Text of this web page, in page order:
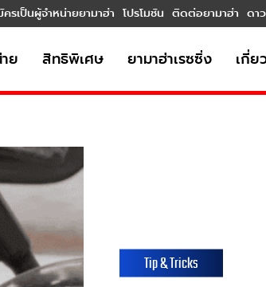
รเป็นผู้จำหน่ายยามาฮ่า โปรโมชัน ติดต่อยามาฮ่า ดา
ย สิทธิพิเศษ ยามาฮ่าเรซซิ่ง เกี่ย
Tip & Tricks